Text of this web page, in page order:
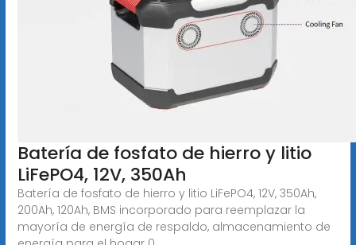
Batería de fosfato de hierro y litio
LiFePO4, 12V, 350Ah
Batería de fosfato de hierro y litio LiFePO4, 12V, 350Ah,
200Ah, 120Ah, BMS incorporado para reemplazar la
mayoría de energía de respaldo, almacenamiento de